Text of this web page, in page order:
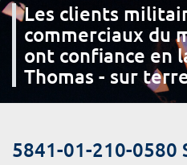
Les clients
commerciaux du
ont confiance en
Thomas - sur
5841-01-210-0580